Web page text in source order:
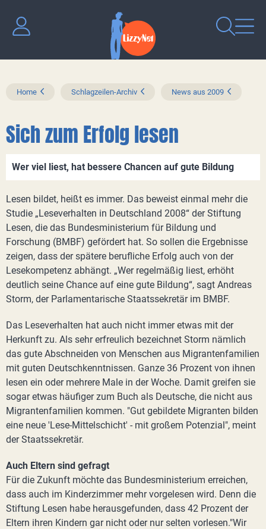
Home Schlagzeilen-Archiv News aus 2009
Sich zum Erfolg lesen
Wer viel liest, hat bessere Chancen auf gute Bildung
Lesen bildet, heißt es immer. Das beweist einmal mehr die
Studie „Leseverhalten in Deutschland 2008“ der Stiftung
Lesen, die das Bundesministerium für Bildung und
Forschung (BMBF) gefördert hat. So sollen die Ergebnisse
zeigen, dass der spätere berufliche Erfolg auch von der
Lesekompetenz abhängt. „Wer regelmäßig liest, erhöht
deutlich seine Chance auf eine gute Bildung“, sagt Andreas
Storm, der Parlamentarische Staatssekretär im BMBF.
Das Leseverhalten hat auch nicht immer etwas mit der
Herkunft zu. Als sehr erfreulich bezeichnet Storm nämlich
das gute Abschneiden von Menschen aus Migrantenfamilien
mit guten Deutschkenntnissen. Ganze 36 Prozent von ihnen
lesen ein oder mehrere Male in der Woche. Damit greifen sie
sogar etwas häufiger zum Buch als Deutsche, die nicht aus
Migrantenfamilien kommen. "Gut gebildete Migranten bilden
eine neue 'Lese-Mittelschicht' - mit großem Potenzial", meint
der Staatssekretär.
Auch Eltern sind gefragt
Für die Zukunft möchte das Bundesministerium erreichen,
dass auch im Kinderzimmer mehr vorgelesen wird. Denn die
Stiftung Lesen habe herausgefunden, dass 42 Prozent der
Eltern ihren Kindern gar nicht oder nur selten vorlesen."Wir